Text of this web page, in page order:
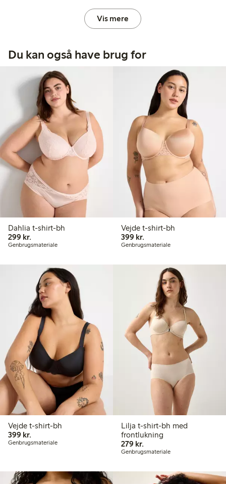
Vis mere
Du kan også have brug for
Dahlia t-shirt-bh
299 kr.
Genbrugsmateriale
Vejde t-shirt-bh
399 kr.
Genbrugsmateriale
Vejde t-shirt-bh
399 kr.
Genbrugsmateriale
Lilja t-shirt-bh med
frontlukning
279 kr.279,00 kr.
Genbrugsmateriale